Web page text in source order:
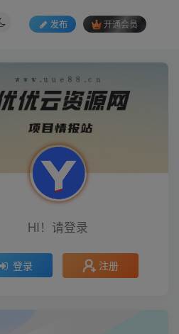
发布 开通会员
HI！请登录
登录 注册